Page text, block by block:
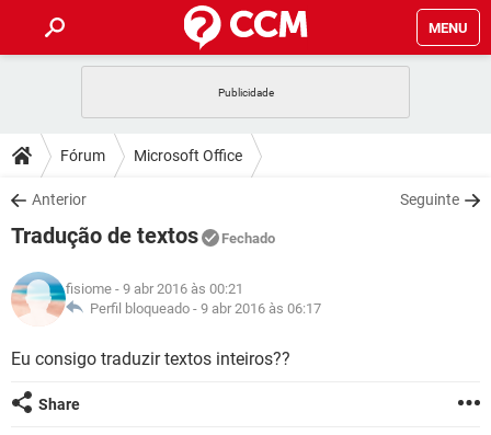
MENU
CELULAR
OUTLOOK
INSTAGRAM GMAIL
GUIA DE COMPRAS
DICAS
JOGOS
INSTAGRAM
DOWNLOADS
JOGOS WHATSAPP
CELULAR
OUTLOOK EXCEL
INSTAGRAM GMAIL
JOGOS
OUTLOOK EXCEL
INSTAGRAM
GLOSSÁRIO
WHATSAPP
Fórum Microsoft Office
Anterior Seguinte
Tradução de textos Fechado
fisiome - 9 abr 2016 às 00:21
Perfil bloqueado - 9 abr 2016 às 06:17
Eu consigo traduzir textos inteiros??
Share